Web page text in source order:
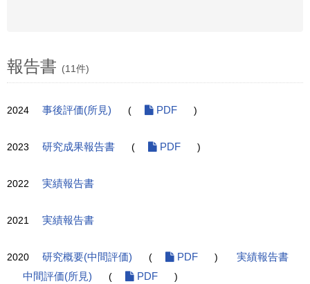
報告書 (11件)
2024 事後評価(所見) ( PDF )
2023 研究成果報告書 ( PDF )
2022 実績報告書
2021 実績報告書
2020 研究概要(中間評価) ( PDF )
実績報告書
中間評価(所見)
( PDF )